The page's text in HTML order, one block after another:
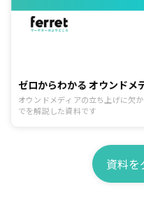
ゼロからわかる オウンドメ
オウンドメディアの立ち上げに欠
でを解説した資料です
資料を